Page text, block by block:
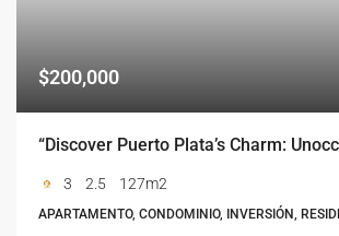
$200,000
3 2.5 127m2
APARTAMENTO, CONDOMINIO, INVERSIÓN,